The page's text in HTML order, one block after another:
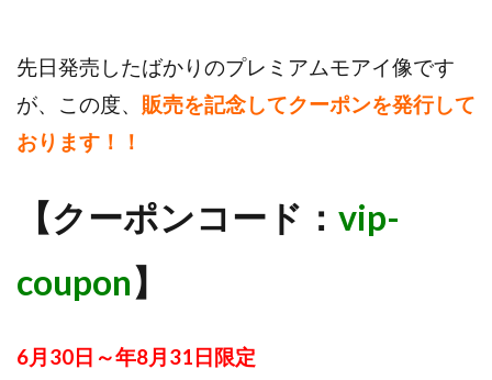
先日発売したばかりのプレミアムモアイ像です
が、この度、 販売を記念してクーポンを発行して
おります！！
【クーポンコード： vip-
coupon】
6月30日～年8月31日限定